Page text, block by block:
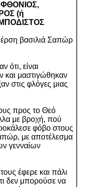
(ή
βασιλιά Σαπώρ
ότι, είναι
και μαστιγώθηκαν
στις φλόγες μιας
προς το Θεό
με βροχή, πού
φόβο στους
με αποτέλεσμα
γενναίων
έφερε και πάλι
δεν μπορούσε να